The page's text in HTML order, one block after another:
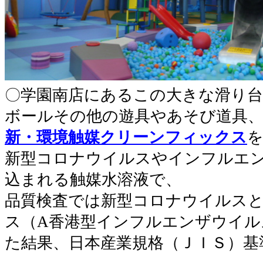
〇学園南店にあるこの大きな滑り
ボールその他の遊具やあそび道具
新・環境触媒クリーンフィックス
新型コロナウイルスやインフルエ
込まれる触媒水溶液で、
品質検査では新型コロナウイルス
ス（A香港型インフルエンザウイ
た結果、日本産業規格（ＪＩＳ）